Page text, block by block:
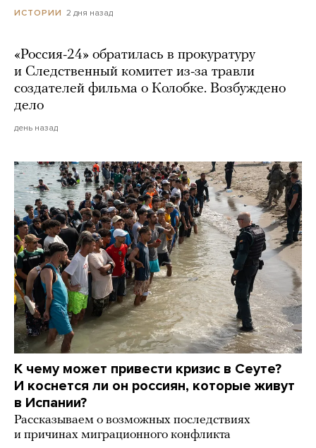
ИСТОРИИ 2 дня назад
«Россия-24» обратилась в прокуратуру
и Следственный комитет из-за травли
создателей фильма о Колобке. Возбуждено
дело
день назад
К чему может привести кризис в Сеуте?
И коснется ли он россиян, которые живут
в Испании?
Рассказываем о возможных последствиях
и причинах миграционного конфликта